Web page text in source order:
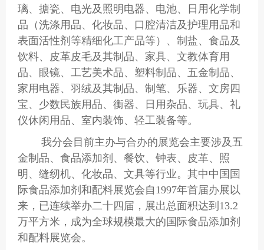
璃、搪瓷、电光及照明电器、电池、日用化学制
品（洗涤用品、化妆品、口腔清洁及护理用品和
表面活性剂等精细化工产品等）、制盐、食品及
饮料、皮革皮毛及其制品、家具、文教体育用
品、眼镜、工艺美术品、塑料制品、五金制品、
家用电器、羽绒及其制品、制笔、乐器、文房四
宝、少数民族用品、衡器、日用杂品、玩具、礼
仪休闲用品、室内装饰、轻工装备等。
我分会目前主办与合办的展览会主要涉及五
金制品、食品添加剂、餐饮、钟表、皮革、照
明、缝纫机、化妆品、文具等行业。其中中国国
际食品添加剂和配料展览会自1997年首届办展以
来，已连续举办二十四届，展出总面积达到13.2
万平方米，成为全球规模最大的国际食品添加剂
和配料展览会。